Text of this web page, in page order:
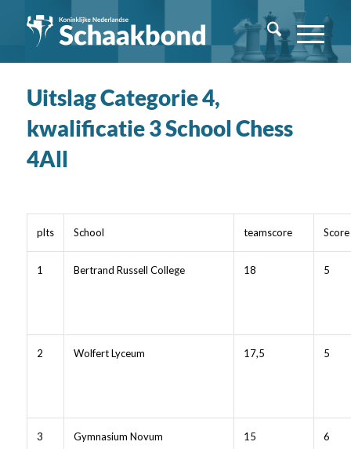
Uitslag Categorie 4,
kwalificatie 3 School Chess
4All
plts School teamscore Score
1 Bertrand Russell College 18 5
2 Wolfert Lyceum 17,5 5
3 Gymnasium Novum 15 6